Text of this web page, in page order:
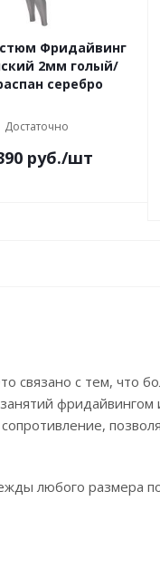
Фридайвинг
2мм голый/
серебро
Достаточно
руб./шт
связано с тем, что
любого размера